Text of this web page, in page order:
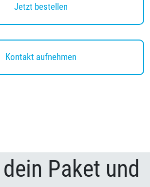
Jetzt bestellen
Kontakt aufnehmen
Paket und